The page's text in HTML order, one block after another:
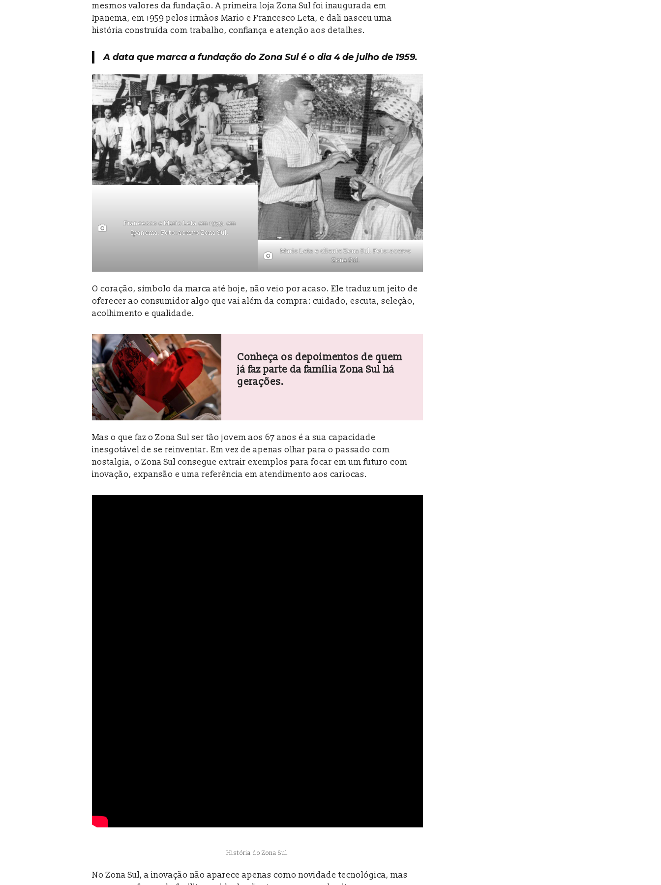
mesmos valores da fundação. A primeira loja Zona Sul foi inaugurada em
Ipanema, em 1959 pelos irmãos Mario e Francesco Leta, e dali nasceu uma
história construída com trabalho, confiança e atenção aos detalhes.
A data que marca a fundação do Zona Sul é o dia 4 de julho de 1959.
Francesco e Mario Leta em 1959, em
Ipanema. Foto: acervo Zona Sul.
Mario Leta e cliente Zona Sul. Foto: acervo
Zona Sul.
O coração, símbolo da marca até hoje, não veio por acaso. Ele traduz um jeito de
oferecer ao consumidor algo que vai além da compra: cuidado, escuta, seleção,
acolhimento e qualidade.
Conheça os depoimentos de quem
já faz parte da família Zona Sul há
gerações.
Mas o que faz o Zona Sul ser tão jovem aos 67 anos é a sua capacidade
inesgotável de se reinventar. Em vez de apenas olhar para o passado com
nostalgia, o Zona Sul consegue extrair exemplos para focar em um futuro com
inovação, expansão e uma referência em atendimento aos cariocas.
História do Zona Sul.
No Zona Sul, a inovação não aparece apenas como novidade tecnológica, mas